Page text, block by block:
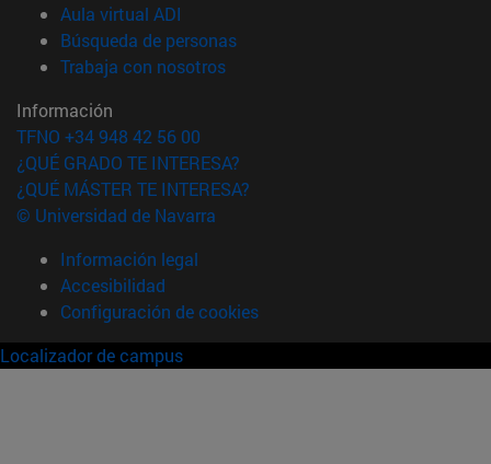
Aula virtual ADI
Búsqueda de personas(abre en nueva ventana)
Trabaja con nosotros(abre en nueva ventana)
Información
TFNO +34 948 42 56 00
¿QUÉ GRADO TE INTERESA?
¿QUÉ MÁSTER TE INTERESA?
© Universidad de Navarra
Información legal
Accesibilidad
Configuración de cookies
Localizador de campus